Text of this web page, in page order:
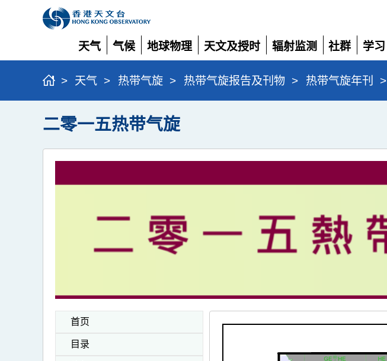
天气
展
开
气候
展
开
地球物理
展
开
天文及授时
展
开
辐射监测
展
开
社群
展
开
学习
展
开
> 天气 > 热带气旋 > 热带气旋报告及刊物 > 热带气旋年刊 >
二零一五热带气旋
首页
目录